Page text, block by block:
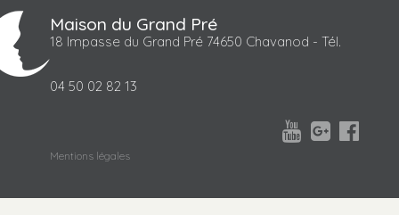
Maison du Grand Pré
18 Impasse du Grand Pré 74650 Chavanod - Tél.
04 50 02 82 13



Mentions légales